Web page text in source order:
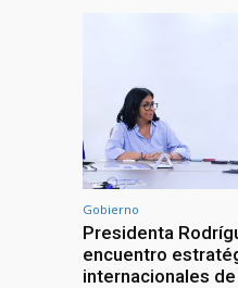
Gobierno
Presidenta
encuentro
internacionales